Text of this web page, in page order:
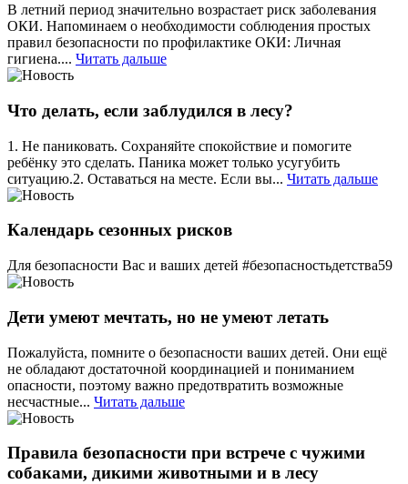
В летний период значительно возрастает риск заболевания
ОКИ. Напоминаем о необходимости соблюдения простых
правил безопасности по профилактике ОКИ: Личная
гигиена.... Читать дальше
Что делать, если заблудился в лесу?
1. Не паниковать. Сохраняйте спокойствие и помогите
ребёнку это сделать. Паника может только усугубить
ситуацию.2. Оставаться на месте. Если вы... Читать дальше
Календарь сезонных рисков
Для безопасности Вас и ваших детей #безопасностьдетства59
Дети умеют мечтать, но не умеют летать
Пожалуйста, помните о безопасности ваших детей. Они ещё
не обладают достаточной координацией и пониманием
опасности, поэтому важно предотвратить возможные
несчастные... Читать дальше
Правила безопасности при встрече с чужими
собаками, дикими животными и в лесу